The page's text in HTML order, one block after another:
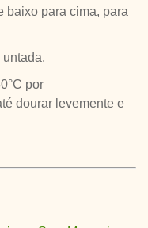
baixo para cima, para
por
dourar levemente e